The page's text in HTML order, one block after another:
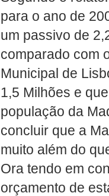
para o ano de
um passivo de
comparado com
Municipal de
1,5 Milhões e
população da
concluir que a
muito além do
Ora tendo em
orçamento de